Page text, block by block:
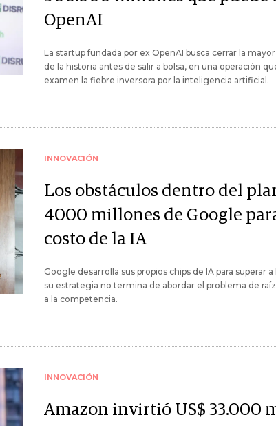
OpenAI
La startup fundada por ex OpenAI busca cerrar la
de la historia antes de salir a bolsa, en una operación
examen la fiebre inversora por la inteligencia artificial.
INNOVACIÓN
Los obstáculos dentro del
4000 millones de Google
costo de la IA
Google desarrolla sus propios chips de IA para superar
su estrategia no termina de abordar el problema de
a la competencia.
INNOVACIÓN
Amazon invirtió US$ 33.000